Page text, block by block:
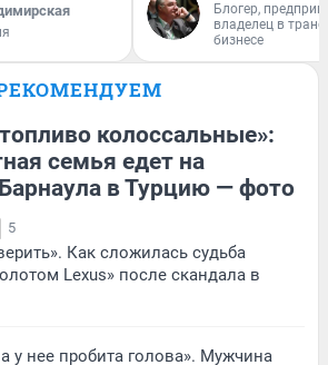
Блогер,
владелец в
бизнесе
колоссальные»:
семья едет на
в Турцию — фото
5
Как сложилась судьба
Lexus» после скандала в
у нее пробита голова». Мужчина